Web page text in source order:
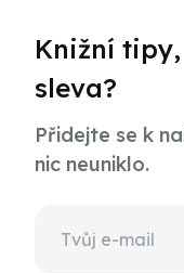
Knižní
sleva?
Přidejte se k
nic neuniklo.